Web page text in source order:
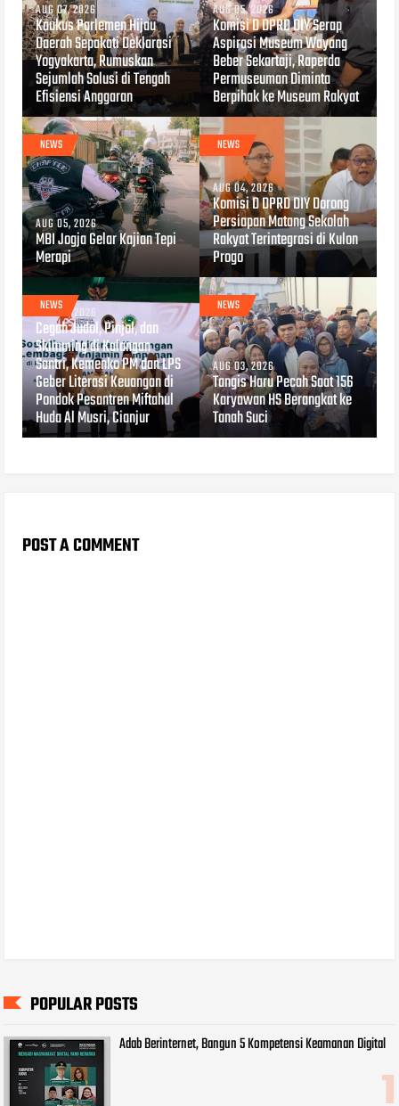
AUG 07, 2026
Kaukus Parlemen Hijau
Daerah Sepakati Deklarasi
Yogyakarta, Rumuskan
Sejumlah Solusi di Tengah
Efisiensi Anggaran
AUG 05, 2026
Komisi D DPRD DIY Serap
Aspirasi Museum Wayang
Beber Sekartaji, Raperda
Permuseuman Diminta
Berpihak ke Museum Rakyat
NEWS
AUG 05, 2026
MBI Jogja Gelar Kajian Tepi
Merapi
NEWS
AUG 04, 2026
Komisi D DPRD DIY Dorong
Persiapan Matang Sekolah
Rakyat Terintegrasi di Kulon
Progo
NEWS
AUG 04, 2026
Cegah Judol, Pinjol, dan
Skimming di Kalangan
Santri, Kemenko PM dan LPS
Geber Literasi Keuangan di
Pondok Pesantren Miftahul
Huda Al Musri, Cianjur
NEWS
AUG 03, 2026
Tangis Haru Pecah Saat 156
Karyawan HS Berangkat ke
Tanah Suci
POST A COMMENT
POPULAR POSTS
Adab Berinternet, Bangun 5 Kompetensi Keamanan Digital